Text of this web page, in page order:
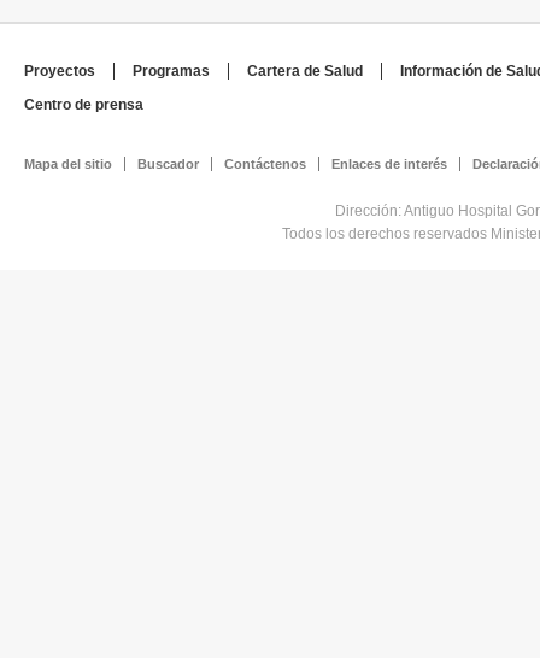
Proyectos Programas Cartera de Salud
Información de
Centro de prensa
Mapa del sitio Buscador Contáctenos Enlaces de interés
Dirección: Antiguo Hospital
Todos los derechos reservados